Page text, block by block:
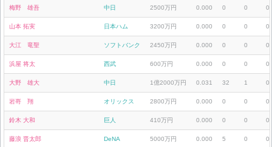
梅野 雄吾 中日 2500万円 0.000 0 0 0
山本 拓実 日本ハム 3200万円 0.000 0 0 0
大江 竜聖 ソフトバンク 2450万円 0.000 0 0 0
浜屋 将太 西武 600万円 0.000 0 0 0
大野 雄大 中日 1億2000万円 0.031 32 1 0
岩嵜 翔 オリックス 2800万円 0.000 0 0 0
鈴木 大和 巨人 410万円 0.000 0 0 0
藤浪 晋太郎 DeNA 5000万円 0.000 5 0 0